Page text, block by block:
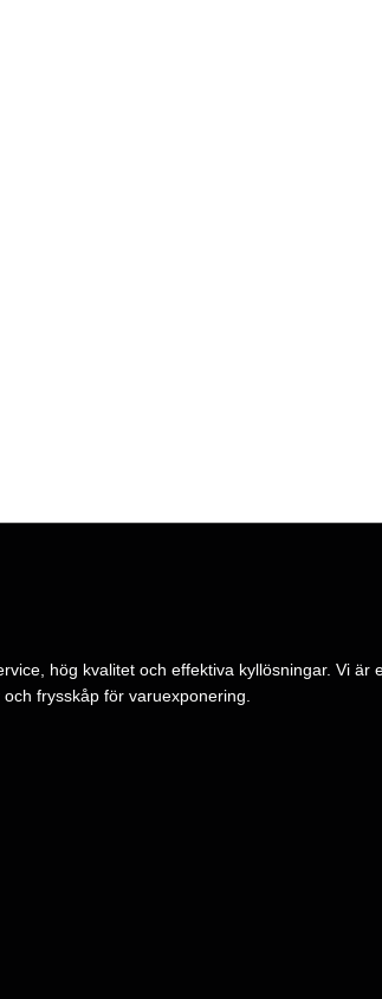
hög kvalitet och effektiva kyllösningar. Vi är
frysskåp för varuexponering.